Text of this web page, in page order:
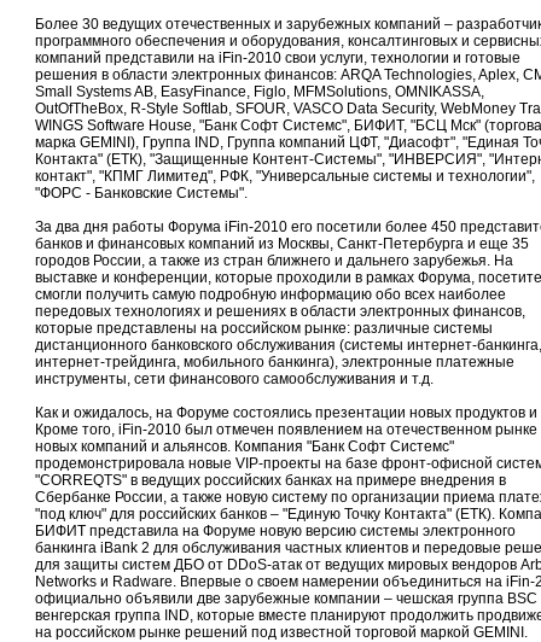
Более 30 ведущих отечественных и зарубежных компаний –
программного обеспечения и оборудования, консалтинговых и
компаний представили на iFin-2010 свои услуги, технологии и готовые
решения в области электронных финансов: ARQA Technologies, Aplex,
Small Systems AB, EasyFinance, Figlo, MFMSolutions, OMNIKASSA,
OutOfTheBox, R-Style Softlab, SFOUR, VASCO Data Security, WebMoney
WINGS Software House, "Банк Софт Системс", БИФИТ, "БСЦ Мск"
марка GEMINI), Группа IND, Группа компаний ЦФТ, "Диасофт", "Единая
Контакта" (ЕТК), "Защищенные Контент-Системы", "ИНВЕРСИЯ",
контакт", "КПМГ Лимитед", РФК, "Универсальные системы и технологии",
"ФОРС - Банковские Системы".
За два дня работы Форума iFin-2010 его посетили более 450
банков и финансовых компаний из Москвы, Санкт-Петербурга и еще 35
городов России, а также из стран ближнего и дальнего зарубежья. На
выставке и конференции, которые проходили в рамках Форума,
смогли получить самую подробную информацию обо всех наиболее
передовых технологиях и решениях в области электронных финансов,
которые представлены на российском рынке: различные системы
дистанционного банковского обслуживания (системы интернет-банкинга,
интернет-трейдинга, мобильного банкинга), электронные платежные
инструменты, сети финансового самообслуживания и т.д.
Как и ожидалось, на Форуме состоялись презентации новых продуктов и
Кроме того, iFin-2010 был отмечен появлением на отечественном рынке
новых компаний и альянсов. Компания "Банк Софт Системс"
продемонстрировала новые VIP-проекты на базе фронт-офисной
"CORREQTS" в ведущих российских банках на примере внедрения в
Сбербанке России, а также новую систему по организации приема
"под ключ" для российских банков – "Единую Точку Контакта" (ЕТК).
БИФИТ представила на Форуме новую версию системы электронного
банкинга iBank 2 для обслуживания частных клиентов и передовые
для защиты систем ДБО от DDoS-атак от ведущих мировых вендоров
Networks и Radware. Впервые о своем намерении объединиться на iFin-
официально объявили две зарубежные компании – чешская группа BSC
венгерская группа IND, которые вместе планируют продолжить
на российском рынке решений под известной торговой маркой GEMINI.